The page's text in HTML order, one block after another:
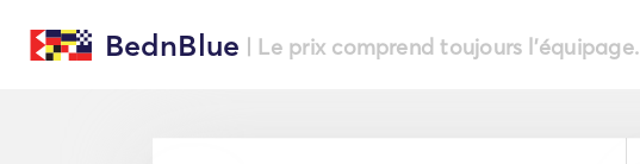
BednBlue | Le prix comprend toujours l'équipage.